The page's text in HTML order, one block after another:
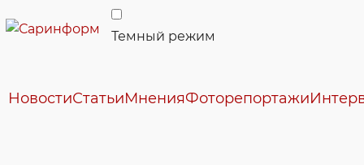
Темный режим
НовостиСтатьиМненияФоторепортажи